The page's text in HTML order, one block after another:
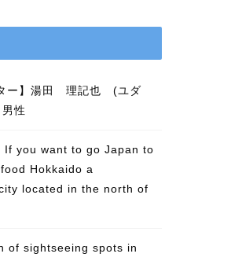
ター】湯田 理記也 (ユダ
性
If you want to go Japan to
Hokkaido a
located in the north of
of sightseeing spots in